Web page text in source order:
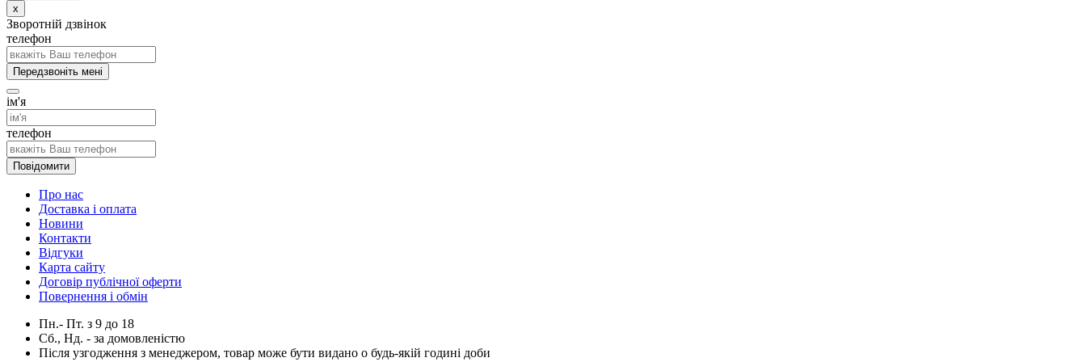
x
Зворотній дзвінок
телефон
Передзвоніть мені
ім'я
телефон
Повідомити
Про нас
Доставка і оплата
Новини
Контакти
Відгуки
Карта сайту
Договір публічної оферти
Повернення і обмін
Пн.- Пт. з 9 до 18
Сб., Нд. - за домовленістю
Після узгодження з менеджером, товар може бути видано о будь-якій годині доби